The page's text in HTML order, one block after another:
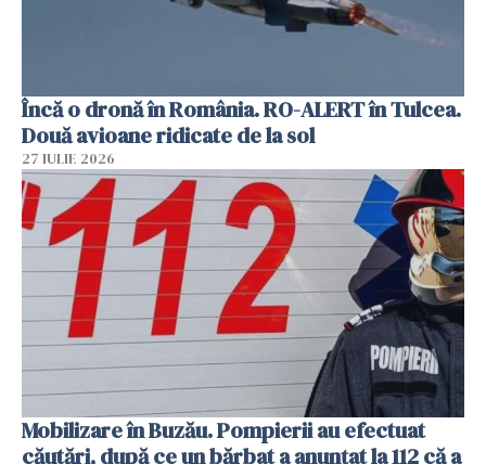
Încă o dronă în România. RO-ALERT în Tulcea.
Două avioane ridicate de la sol
27 IULIE 2026
Mobilizare în Buzău. Pompierii au efectuat
căutări, după ce un bărbat a anunțat la 112 că a